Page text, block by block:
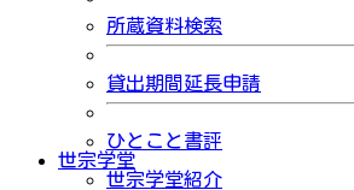
所蔵資料検索
貸出期間延長申請
ひとこと書評
世宗学堂
世宗学堂紹介